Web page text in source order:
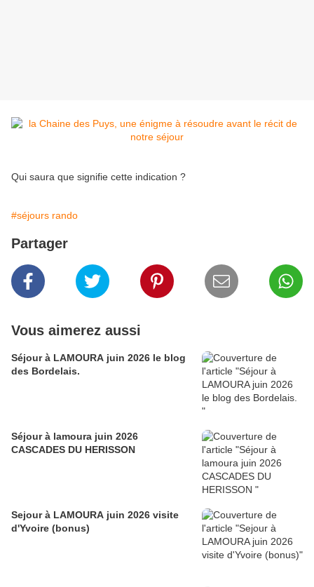
Qui saura que signifie cette indication ?
#séjours rando
Partager
Vous aimerez aussi
Séjour à LAMOURA juin 2026 le blog
des Bordelais.
Séjour à lamoura juin 2026
CASCADES DU HERISSON
Sejour à LAMOURA juin 2026 visite
d'Yvoire (bonus)